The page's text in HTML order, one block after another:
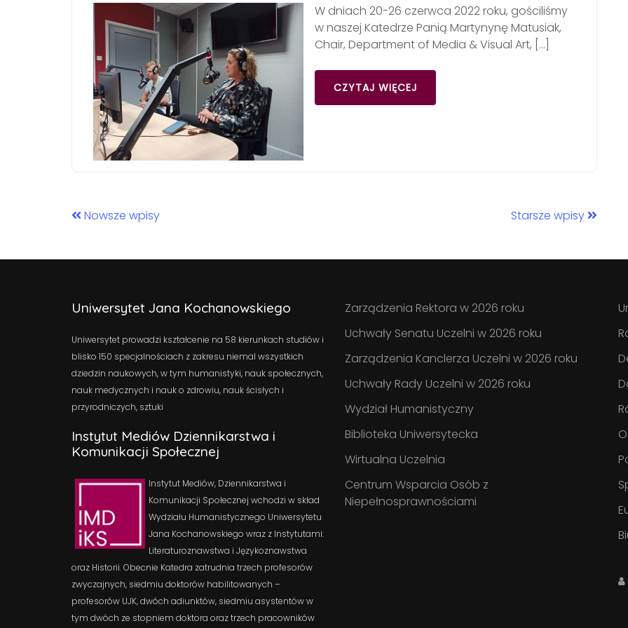
W dniach 20-26 czerwca 2022 roku, gościliśmy
w naszej Katedrze Panią Martynynę Matusiak,
Chair, Department of Media & Visual Art, […]
CZYTAJ WIĘCEJ
Nowsze wpisy Starsze wpisy
Uniwersytet Jana Kochanowskiego
Uniwersytet prowadzi kształcenie na 58 kierunkach studiów i
blisko 150 specjalnościach z zakresu niemal wszystkich
dziedzin naukowych, w tym humanistyki, nauk społecznych,
nauk medycznych i nauk o zdrowiu, nauk ścisłych i
przyrodniczych, sztuki
Instytut Mediów Dziennikarstwa i
Komunikacji Społecznej
Instytut Mediów, Dziennikarstwa i
Komunikacji Społecznej wchodzi w skład
Wydziału Humanistycznego Uniwersytetu
Jana Kochanowskiego wraz z Instytutami:
Literaturoznawstwa i Językoznawstwa
oraz Historii. Obecnie Katedra zatrudnia trzech profesorów
zwyczajnych, siedmiu doktorów habilitowanych –
profesorów UJK, dwóch adiunktów, siedmiu asystentów w
tym dwóch ze stopniem doktora oraz trzech pracowników
Zarządzenia Rektora w 2026 roku
Uchwały Senatu Uczelni w 2026 roku
Zarządzenia Kanclerza Uczelni w 2026 roku
Uchwały Rady Uczelni w 2026 roku
Wydział Humanistyczny
Biblioteka Uniwersytecka
Wirtualna Uczelnia
Centrum Wsparcia Osób z
Niepełnosprawnościami